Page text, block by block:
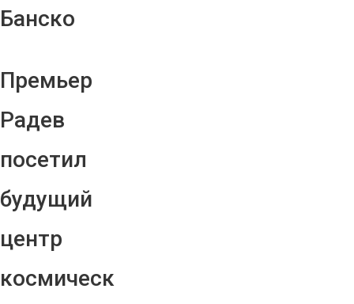
Банско
Премьер
Радев
посетил
будущий
центр
космическ